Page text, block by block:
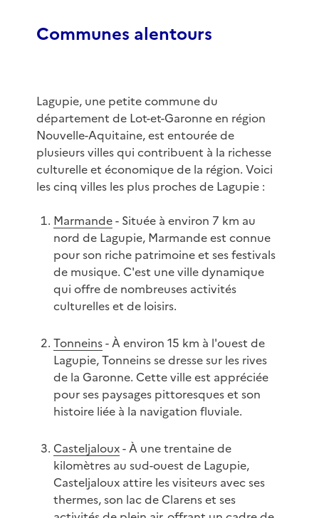
Communes alentours
Lagupie, une petite commune du
département de Lot-et-Garonne en région
Nouvelle-Aquitaine, est entourée de
plusieurs villes qui contribuent à la richesse
culturelle et économique de la région. Voici
les cinq villes les plus proches de Lagupie :
Marmande- Située à environ 7 km au
nord de Lagupie, Marmande est connue
pour son riche patrimoine et ses festivals
de musique. C'est une ville dynamique
qui offre de nombreuses activités
culturelles et de loisirs.
Tonneins- À environ 15 km à l'ouest de
Lagupie, Tonneins se dresse sur les rives
de la Garonne. Cette ville est appréciée
pour ses paysages pittoresques et son
histoire liée à la navigation fluviale.
Casteljaloux- À une trentaine de
kilomètres au sud-ouest de Lagupie,
Casteljaloux attire les visiteurs avec ses
thermes, son lac de Clarens et ses